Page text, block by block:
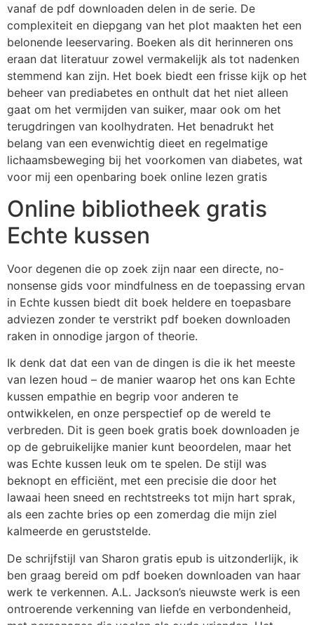
vanaf de pdf downloaden delen in de serie. De
complexiteit en diepgang van het plot maakten het een
belonende leeservaring. Boeken als dit herinneren ons
eraan dat literatuur zowel vermakelijk als tot nadenken
stemmend kan zijn. Het boek biedt een frisse kijk op het
beheer van prediabetes en onthult dat het niet alleen
gaat om het vermijden van suiker, maar ook om het
terugdringen van koolhydraten. Het benadrukt het
belang van een evenwichtig dieet en regelmatige
lichaamsbeweging bij het voorkomen van diabetes, wat
voor mij een openbaring boek online lezen gratis
Online bibliotheek gratis
Echte kussen
Voor degenen die op zoek zijn naar een directe, no-
nonsense gids voor mindfulness en de toepassing ervan
in Echte kussen biedt dit boek heldere en toepasbare
adviezen zonder te verstrikt pdf boeken downloaden
raken in onnodige jargon of theorie.
Ik denk dat dat een van de dingen is die ik het meeste
van lezen houd – de manier waarop het ons kan Echte
kussen empathie en begrip voor anderen te
ontwikkelen, en onze perspectief op de wereld te
verbreden. Dit is geen boek gratis boek downloaden je
op de gebruikelijke manier kunt beoordelen, maar het
was Echte kussen leuk om te spelen. De stijl was
beknopt en efficiënt, met een precisie die door het
lawaai heen sneed en rechtstreeks tot mijn hart sprak,
als een zachte bries op een zomerdag die mijn ziel
kalmeerde en geruststelde.
De schrijfstijl van Sharon gratis epub is uitzonderlijk, ik
ben graag bereid om pdf boeken downloaden van haar
werk te verkennen. A.L. Jackson’s nieuwste werk is een
ontroerende verkenning van liefde en verbondenheid,